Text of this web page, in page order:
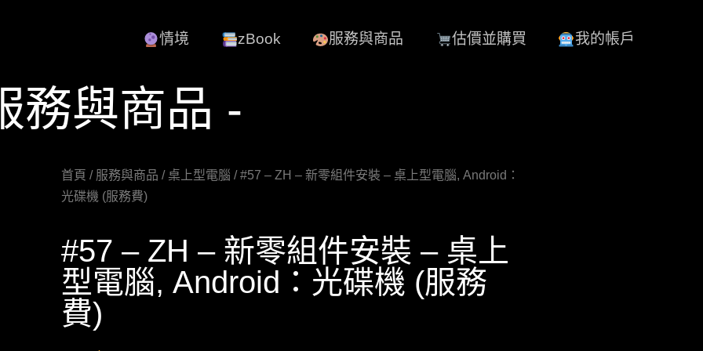
情境 zBook 服務與商品 估價並購買 我的帳戶
務與商品 -
首頁 / 服務與商品 / 桌上型電腦 / #57 – ZH – 新零組件安裝 – 桌上型電腦, Android：
光碟機 (服務費)
#57 – ZH – 新零組件安裝 – 桌上
型電腦, Android：光碟機 (服務
費)